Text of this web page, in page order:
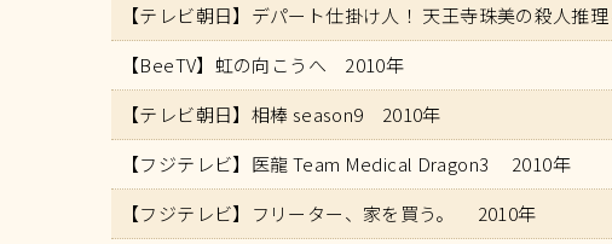
【テレビ朝日】デパート仕掛け人！ 天王寺珠美の殺人
【BeeTV】虹の向こうへ 2010年
【テレビ朝日】相棒 season9 2010年
【フジテレビ】医龍 Team Medical Dragon3 2010年
【フジテレビ】フリーター、家を買う。 2010年